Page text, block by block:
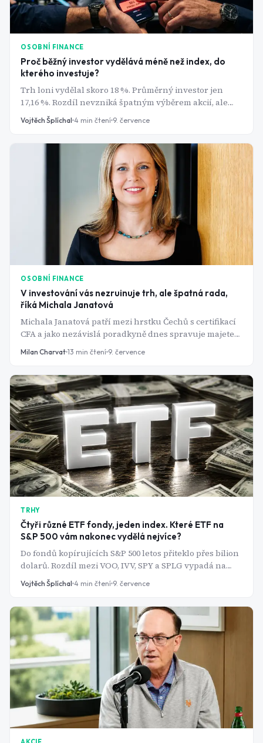
OSOBNÍ FINANCE
Proč běžný investor vydělává méně než index, do
kterého investuje?
Trh loni vydělal skoro 18 %. Průměrný investor jen
17,16 %. Rozdíl nevzniká špatným výběrem akcií, ale
pár opakovanými chybami, kterých se dopouští skoro
každý začátečník.
Vojtěch Šplíchal 4 min čtení 9. července
OSOBNÍ FINANCE
V investování vás nezruinuje trh, ale špatná rada,
říká Michala Janatová
Michala Janatová patří mezi hrstku Čechů s certifikací
CFA a jako nezávislá poradkyně dnes spravuje majetek
klientů. Je také první členkou redakční rady, která
otázku „kam investovat" a soustředili se na něco
praktičtějšího: jak se v Česku bránit špatné radě,
prohlédnout provizní motivaci a nenechat se
zmanipulovat trhem ani prodejcem.
Milan Charvat 13 min čtení 9. července
TRHY
Čtyři různé ETF fondy, jeden index. Které ETF na
S&P 500 vám nakonec vydělá nejvíce?
Do fondů kopírujících S&P 500 letos přiteklo přes bilion
dolarů. Rozdíl mezi VOO, IVV, SPY a SPLG vypadá na
první pohled kosmeticky - v praxi jde o statisíce korun.
Vojtěch Šplíchal 4 min čtení 9. července